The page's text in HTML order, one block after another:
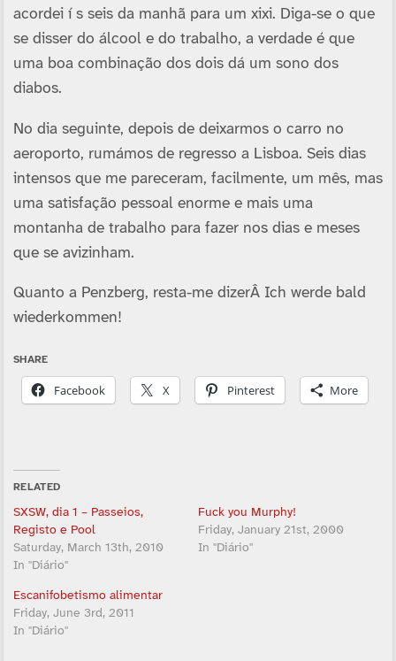
acordei í s seis da manhã para um xixi. Diga-se o que
se disser do álcool e do trabalho, a verdade é que
uma boa combinação dos dois dá um sono dos
diabos.
No dia seguinte, depois de deixarmos o carro no
aeroporto, rumámos de regresso a Lisboa. Seis dias
intensos que me pareceram, facilmente, um mês, mas
uma satisfação pessoal enorme e mais uma
montanha de trabalho para fazer nos dias e meses
que se avizinham.
Quanto a Penzberg, resta-me dizerÂ Ich werde bald
wiederkommen!
SHARE
Facebook X Pinterest More
RELATED
SXSW, dia 1 – Passeios,
Registo e Pool
Saturday, March 13th, 2010
In "Diário"
Fuck you Murphy!
Friday, January 21st, 2000
In "Diário"
Escanifobetismo alimentar
Friday, June 3rd, 2011
In "Diário"